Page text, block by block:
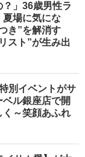
？」36歳男性ラ
場に気にな
き”を解消す
スト”が生み出
別イベントがサ
ル銀座店で開
～笑顔あふれ